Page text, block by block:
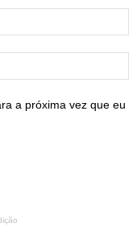
a próxima vez que eu